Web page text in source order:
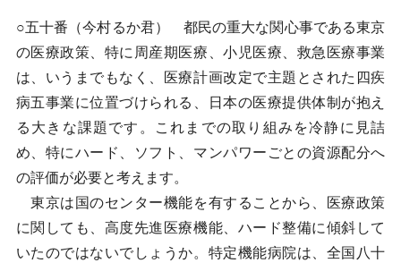
○五十番（今村るか君） 都民の重大な関心事である東京
の医療政策、特に周産期医療、小児医療、救急医療事業
は、いうまでもなく、医療計画改定で主題とされた四疾
病五事業に位置づけられる、日本の医療提供体制が抱え
る大きな課題です。これまでの取り組みを冷静に見詰
め、特にハード、ソフト、マンパワーごとの資源配分へ
の評価が必要と考えます。
東京は国のセンター機能を有することから、医療政策
に関しても、高度先進医療機能、ハード整備に傾斜して
いたのではないでしょうか。特定機能病院は、全国八十